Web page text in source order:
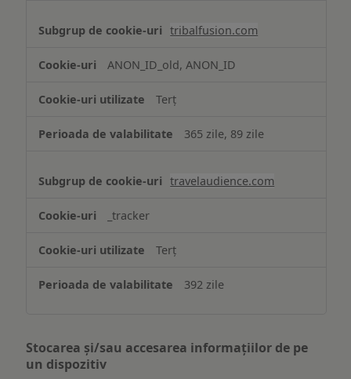
tribalfusion.com
ANON_ID_old, ANON_ID
Terț
365 zile, 89 zile
travelaudience.com
_tracker
Terț
392 zile
Stocarea și/sau accesarea informațiilor de pe
un dispozitiv